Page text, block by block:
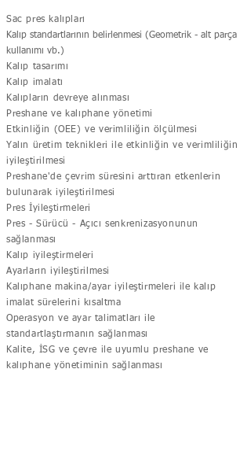
Sac pres kalıpları
Kalıp standartlarının belirlenmesi (Geometrik - alt parça
kullanımı vb.)
Kalıp tasarımı
Kalıp imalatı
Kalıpların devreye alınması
Preshane ve kalıphane yönetimi
Etkinliğin (OEE) ve verimliliğin ölçülmesi​
Yalın üretim teknikleri ile etkinliğin ve verimliliğin
iyileştirilmesi
Preshane'de çevrim süresini arttıran etkenlerin
bulunarak iyileştirilmesi
Pres İyileştirmeleri​
Pres - Sürücü - Açıcı senkrenizasyonunun
sağlanması
Kalıp iyileştirmeleri
Ayarların iyileştirilmesi
Kalıphane makina/ayar iyileştirmeleri ile kalıp
imalat sürelerini kısaltma
Operasyon ve ayar talimatları ile
standartlaştırmanın sağlanması
Kalite, İSG ve çevre ile uyumlu preshane ve
kalıphane yönetiminin sağlanması